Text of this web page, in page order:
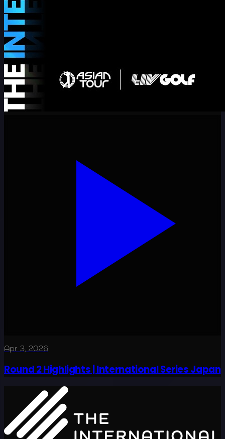
Apr 3, 2026
Round 2 Highlights | International Series Japan